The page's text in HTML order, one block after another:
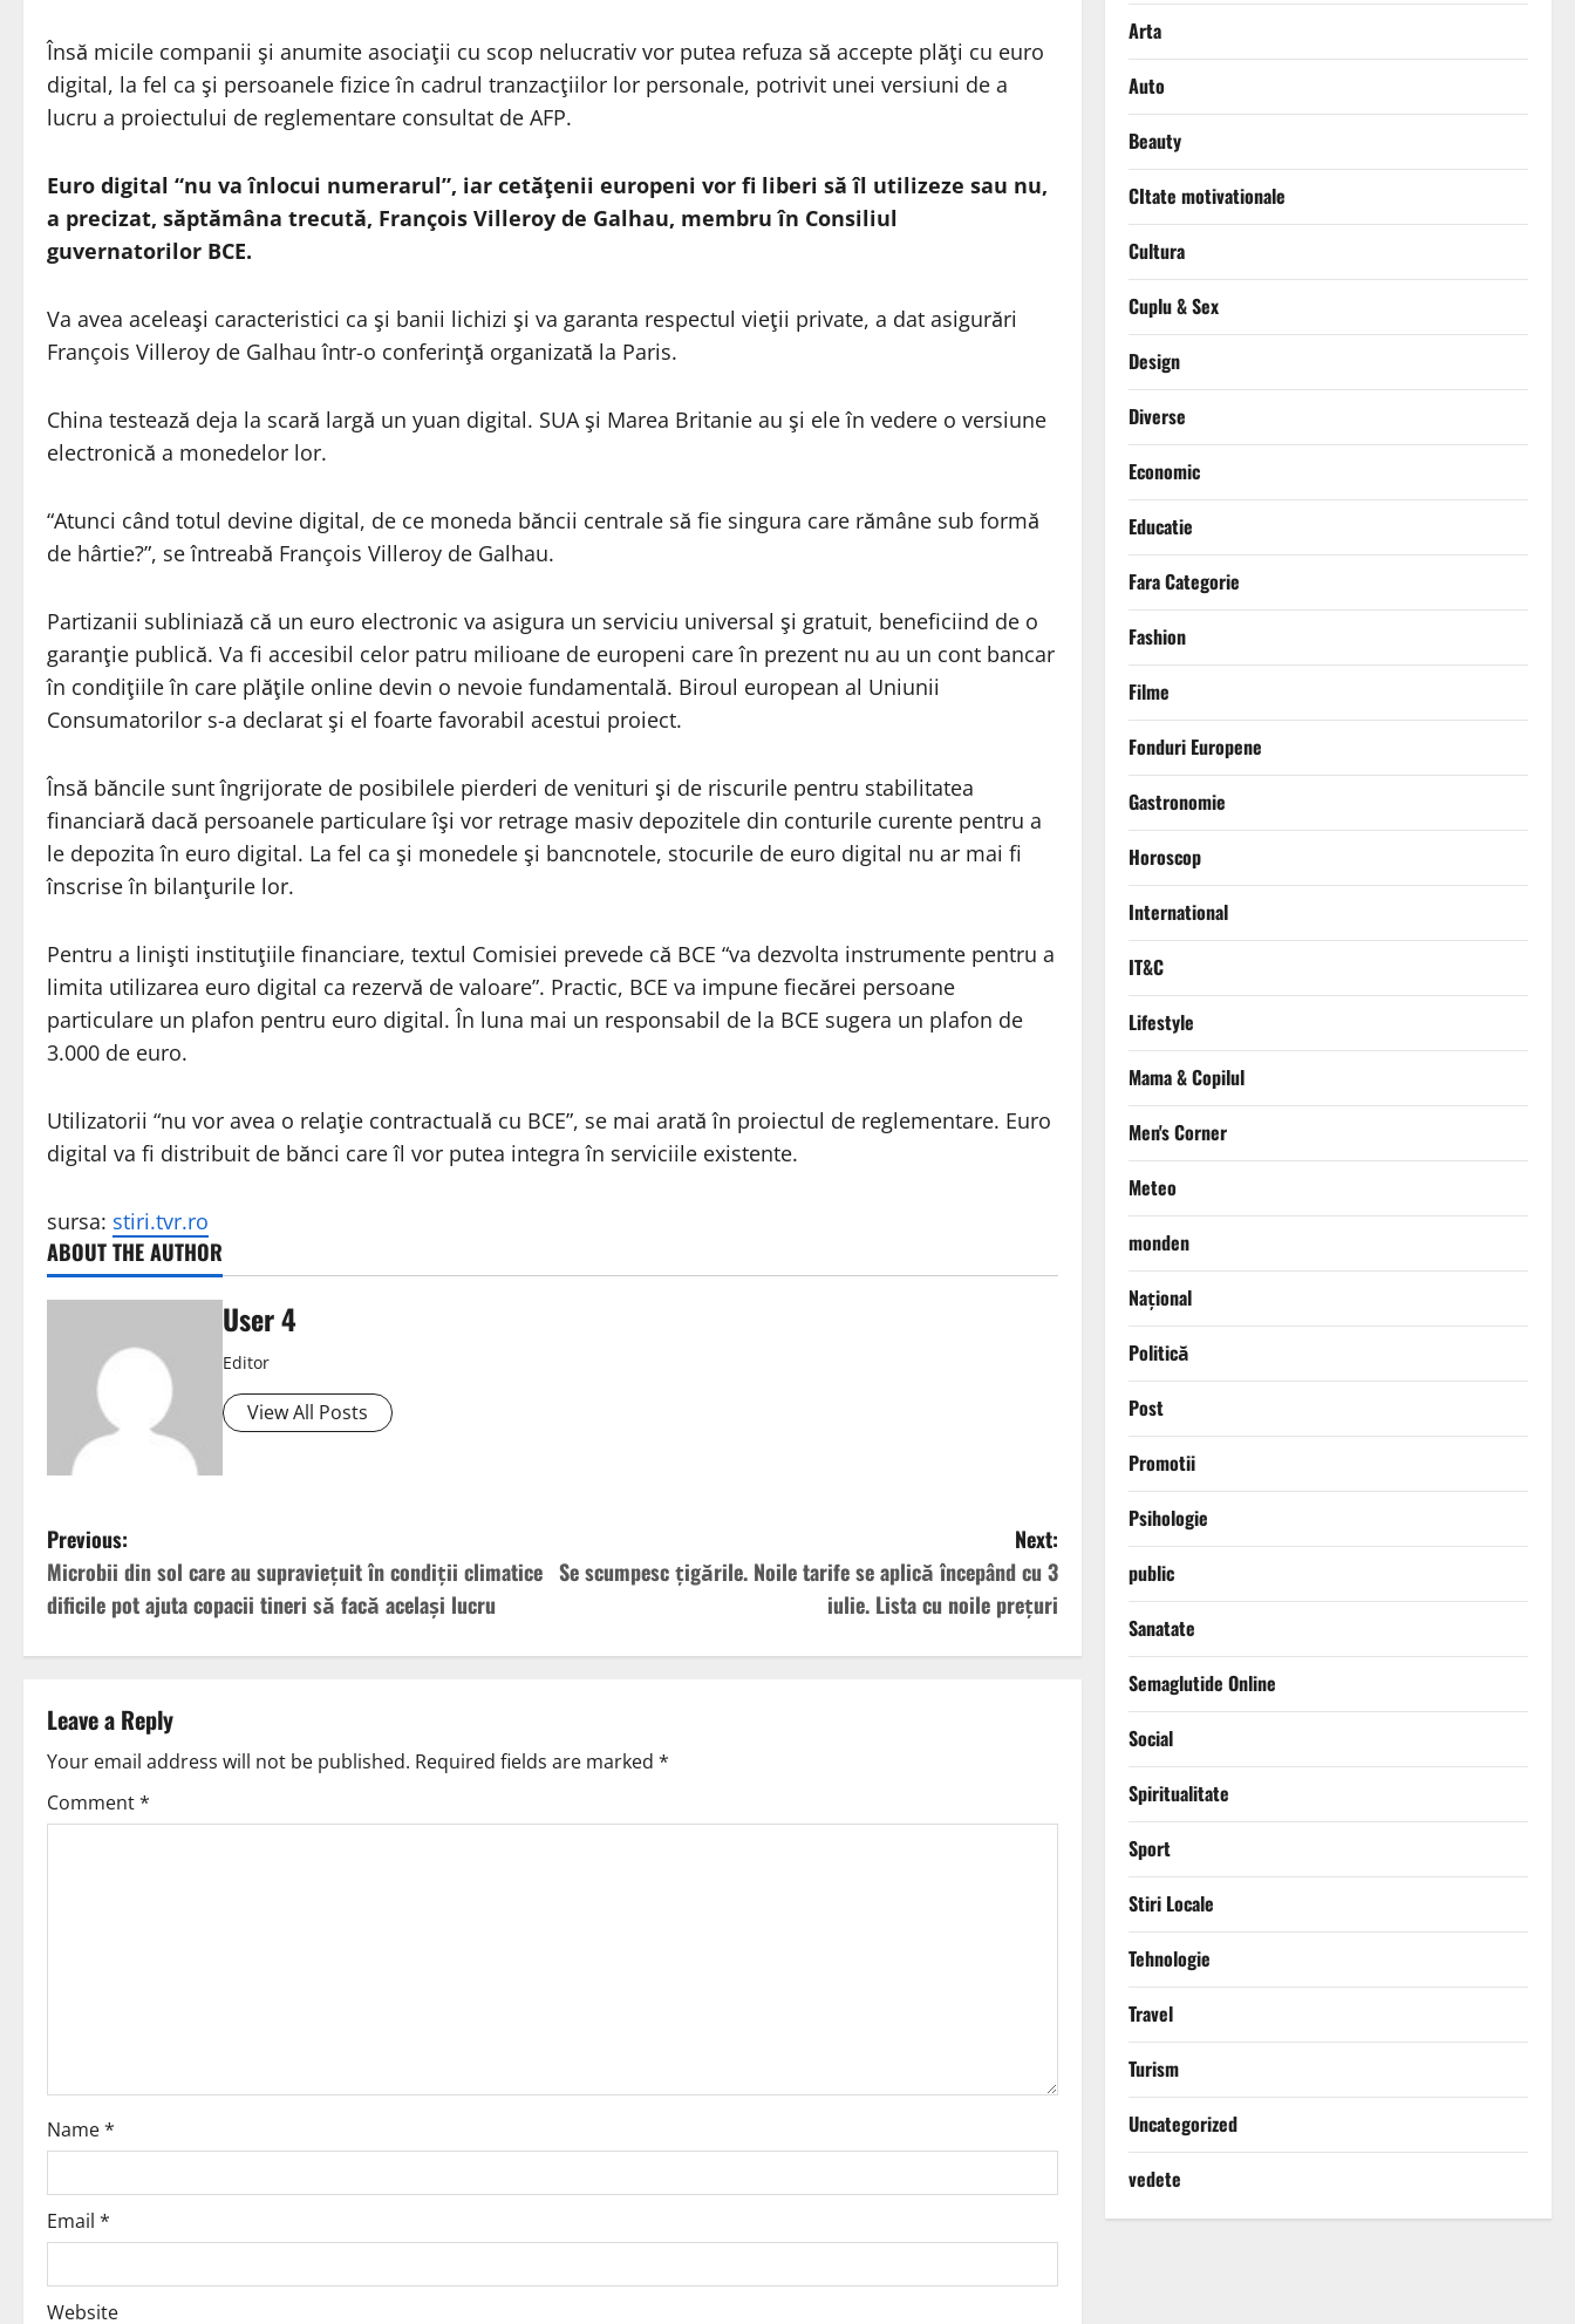
Însă micile companii şi anumite asociaţii cu scop nelucrativ vor putea refuza să accepte plăţi cu euro
digital, la fel ca şi persoanele fizice în cadrul tranzacţiilor lor personale, potrivit unei versiuni de a
lucru a proiectului de reglementare consultat de AFP.
Euro digital “nu va înlocui numerarul”, iar cetăţenii europeni vor fi liberi să îl utilizeze sau nu,
a precizat, săptămâna trecută, François Villeroy de Galhau, membru în Consiliul
guvernatorilor BCE.
Va avea aceleaşi caracteristici ca şi banii lichizi şi va garanta respectul vieţii private, a dat asigurări
François Villeroy de Galhau într-o conferinţă organizată la Paris.
China testează deja la scară largă un yuan digital. SUA şi Marea Britanie au şi ele în vedere o versiune
electronică a monedelor lor.
“Atunci când totul devine digital, de ce moneda băncii centrale să fie singura care rămâne sub formă
de hârtie?”, se întreabă François Villeroy de Galhau.
Partizanii subliniază că un euro electronic va asigura un serviciu universal şi gratuit, beneficiind de o
garanţie publică. Va fi accesibil celor patru milioane de europeni care în prezent nu au un cont bancar
în condiţiile în care plăţile online devin o nevoie fundamentală. Biroul european al Uniunii
Consumatorilor s-a declarat şi el foarte favorabil acestui proiect.
Însă băncile sunt îngrijorate de posibilele pierderi de venituri şi de riscurile pentru stabilitatea
financiară dacă persoanele particulare îşi vor retrage masiv depozitele din conturile curente pentru a
le depozita în euro digital. La fel ca şi monedele şi bancnotele, stocurile de euro digital nu ar mai fi
înscrise în bilanţurile lor.
Pentru a linişti instituţiile financiare, textul Comisiei prevede că BCE “va dezvolta instrumente pentru a
limita utilizarea euro digital ca rezervă de valoare”. Practic, BCE va impune fiecărei persoane
particulare un plafon pentru euro digital. În luna mai un responsabil de la BCE sugera un plafon de
3.000 de euro.
Utilizatorii “nu vor avea o relaţie contractuală cu BCE”, se mai arată în proiectul de reglementare. Euro
digital va fi distribuit de bănci care îl vor putea integra în serviciile existente.
sursa: stiri.tvr.ro
ABOUT THE AUTHOR
User 4
Editor
View All Posts
Previous:
Microbii din sol care au supraviețuit în condiții climatice
dificile pot ajuta copacii tineri să facă același lucru
Next:
Se scumpesc țigările. Noile tarife se aplică începând cu 3
iulie. Lista cu noile prețuri
Leave a Reply
Your email address will not be published. Required fields are marked *
Comment*
Name*
Email *
Website
Arta
Auto
Beauty
CItate motivationale
Cultura
Cuplu & Sex
Design
Diverse
Economic
Educatie
Fara Categorie
Fashion
Filme
Fonduri Europene
Gastronomie
Horoscop
International
IT&C
Lifestyle
Mama & Copilul
Men's Corner
Meteo
monden
Național
Politică
Post
Promotii
Psihologie
public
Sanatate
Semaglutide Online
Social
Spiritualitate
Sport
Stiri Locale
Tehnologie
Travel
Turism
Uncategorized
vedete